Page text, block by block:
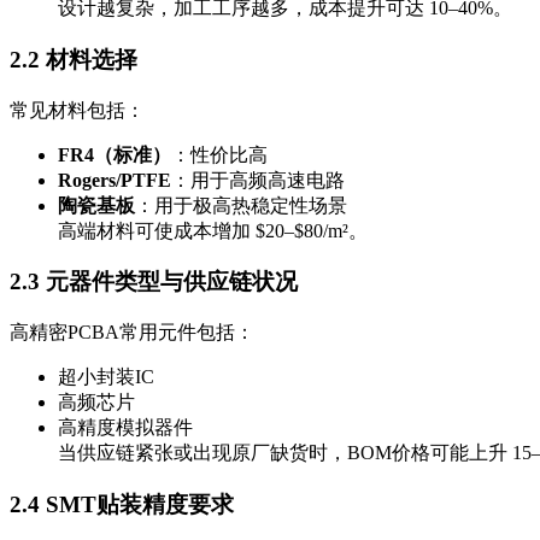
设计越复杂，加工工序越多，成本提升可达 10–40%。
2.2 材料选择
常见材料包括：
FR4（标准）
：性价比高
Rogers/PTFE ：用于高频高速电路
陶瓷基板 ：用于极高热稳定性场景
高端材料可使成本增加 $20–$80/m²。
2.3 元器件类型与供应链状况
高精密PCBA常用元件包括：
超小封装IC
高频芯片
高精度模拟器件
当供应链紧张或出现原厂缺货时，BOM价格可能上升
2.4 SMT贴装精度要求